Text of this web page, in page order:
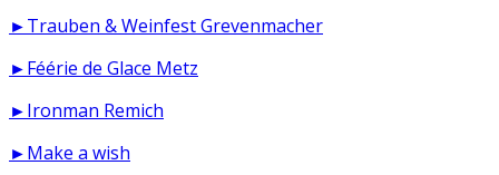
►Trauben & Weinfest Grevenmacher
►Féérie de Glace Metz
►Ironman Remich
►Make a wish